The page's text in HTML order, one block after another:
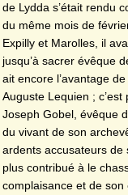
de Lydda s’était rendu
du même mois de
Expilly et Marolles, il
jusqu’à sacrer évêque
ait encore l’avantage
Auguste Lequien ;
Joseph Gobel, évêque
du vivant de son
ardents accusateurs de
plus contribué à le
complaisance et de